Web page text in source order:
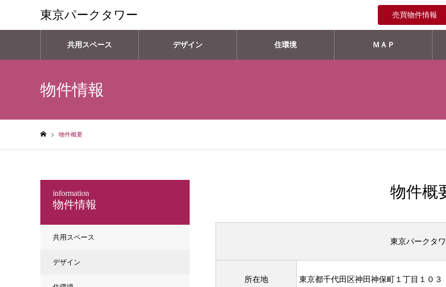
東京パークタワー 売買物件情報
共用スペース デザイン 住環境 ＭＡＰ
物件情報
物件概要
物件概
東京パークタ
所在地 東京都千代田区神田神保町１丁目１０３
物件情報
information
共用スペース
デザイン